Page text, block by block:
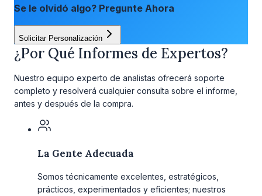
Se le olvidó algo? Pregunte Ahora
Solicitar Personalización
¿Por Qué Informes de Expertos?
Nuestro equipo experto de analistas ofrecerá soporte
completo y resolverá cualquier consulta sobre el informe,
antes y después de la compra.
La Gente Adecuada
Somos técnicamente excelentes, estratégicos,
prácticos, experimentados y eficientes; nuestros